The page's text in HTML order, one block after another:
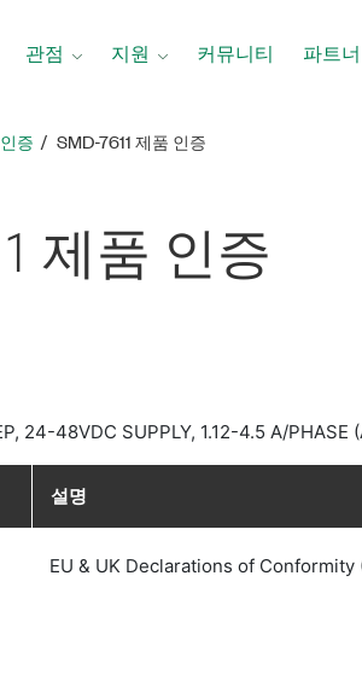
관점 지원 커뮤니티 파트너
증 SMD-7611 제품 인증
제품 인증
24-48VDC SUPPLY, 1.12-4.5 A/
설명
EU & UK Declarations of Conformity